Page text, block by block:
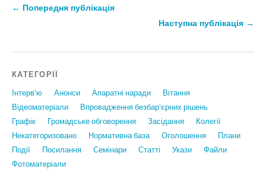
← Попередня публікація
Наступна публікація →
КАТЕГОРІЇ
Інтерв'ю Анонси Апаратні наради
Вiтання
Відеоматеріали
Впровадження безбар'єрних рішень
Графiк
Громадське обговорення Засідання
Колегії
Некатегоризовано
Нормативна база Оголошення
Плани
Події
Посилання Семінари Статтi Укази
Файли
Фотоматеріали